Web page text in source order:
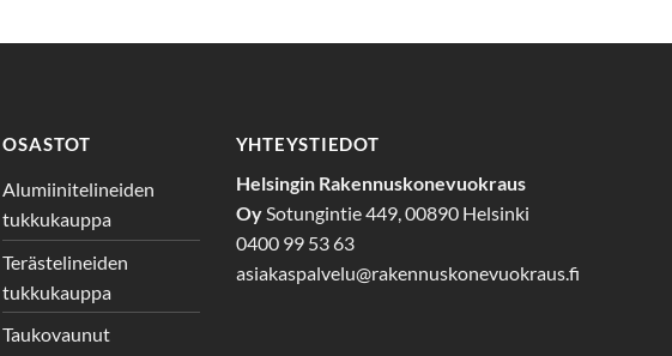
OSASTOT
Alumiinitelineiden
tukkukauppa
Terästelineiden
tukkukauppa
Taukovaunut
YHTEYSTIEDOT
Helsingin Rakennuskonevuokraus
OySotungintie 449, 00890 Helsinki
0400 99 53 63
asiakaspalvelu@rakennuskonevuokraus.fi